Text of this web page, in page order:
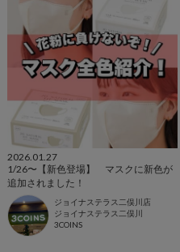
2026.01.27
1/26〜【新色登場】 マスクに新色が
追加されました！
ジョイナステラス二俣川店
ジョイナステラス二俣川
3COINS